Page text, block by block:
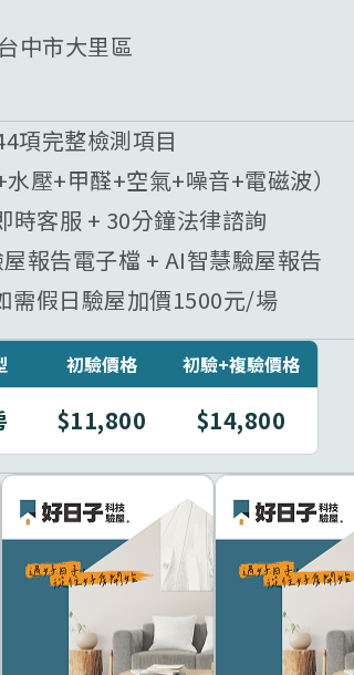
中市大里區
項完整檢測項目
壓+甲醛+空氣+噪音+電磁波）
時客服 + 30分鐘法律諮詢
報告電子檔 + AI智慧驗屋報告
需假日驗屋加價1500元/場
初驗價格 初驗+複驗價格
$11,800 $14,800